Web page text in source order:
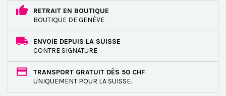
RETRAIT EN BOUTIQUE
BOUTIQUE DE GENÈVE
ENVOIE DEPUIS LA SUISSE
CONTRE SIGNATURE
TRANSPORT GRATUIT DÈS 50 CHF
UNIQUEMENT POUR LA SUISSE.